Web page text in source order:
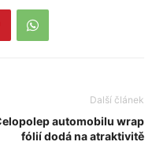
Další článek
automobilu wrap
fólií dodá na atraktivitě